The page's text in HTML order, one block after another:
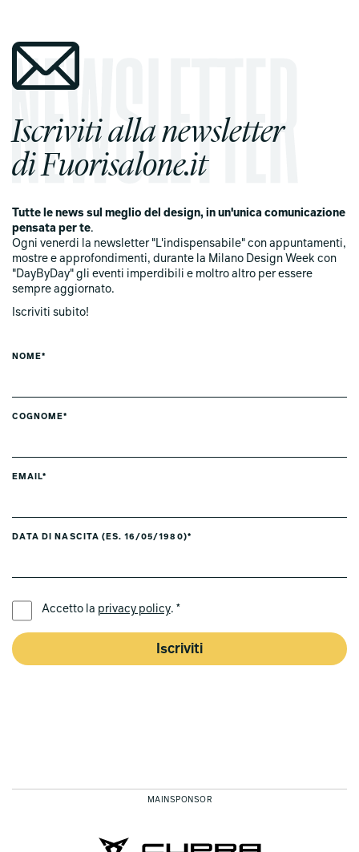
Iscriviti alla newsletter
di Fuorisalone.it
Tutte le news sul meglio del design, in un'unica comunicazione
pensata per te.
Ogni venerdi la newsletter "L'indispensabile" con appuntamenti,
mostre e approfondimenti, durante la Milano Design Week con
"DayByDay" gli eventi imperdibili e moltro altro per essere
sempre aggiornato.
Iscriviti subito!
NOME*
COGNOME*
EMAIL*
DATA DI NASCITA (ES. 16/05/1980)*
Accetto la privacy policy. *
Iscriviti
MAINSPONSOR